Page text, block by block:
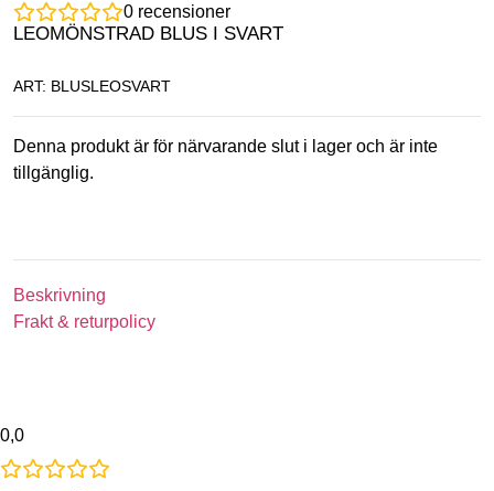
0 recensioner
LEOMÖNSTRAD BLUS I SVART
ART: BLUSLEOSVART
Denna produkt är för närvarande slut i lager och är inte
tillgänglig.
Beskrivning
Frakt & returpolicy
0,0